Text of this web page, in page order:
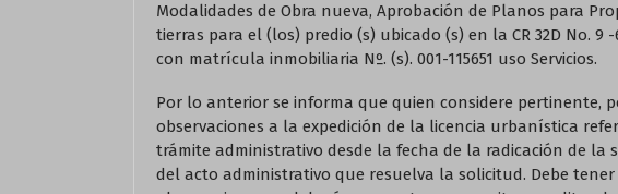
Modalidades de Obra nueva, Aprobación de Planos para
tierras para el (los) predio (s) ubicado (s) en la CR 32D No. 9
con matrícula inmobiliaria Nº. (s). 001-115651 uso Servicios.
Por lo anterior se informa que quien considere pertinente,
observaciones a la expedición de la licencia urbanística
trámite administrativo desde la fecha de la radicación de la
del acto administrativo que resuelva la solicitud. Debe